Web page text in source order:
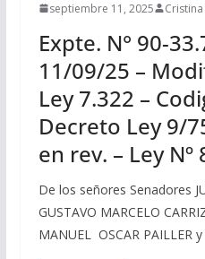
septiembre 11, 2025
Expte. N° 90-
11/09/25 –
Ley 7.322 –
Decreto Ley 9/
en rev. – Ley Nº
De los señores Senadores
GUSTAVO MARCELO
MANUEL OSCAR PAILLER